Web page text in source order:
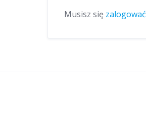
Musisz się zalogować